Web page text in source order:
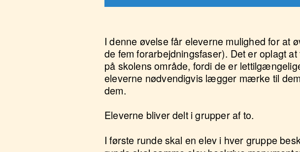
I denne øvelse får eleverne mulighed for at
de fem forarbejdningsfaser). Det er oplagt
på skolens område, fordi de er
eleverne nødvendigvis lægger mærke til
dem.
Eleverne bliver delt i grupper af to.
I første runde skal en elev i hver gruppe